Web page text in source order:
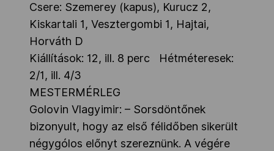
Csere: Szemerey (kapus), Kurucz 2,
Kiskartali 1, Vesztergombi 1, Hajtai,
Horváth D
Kiállítások: 12, ill. 8 perc Hétméteresek:
2/1, ill. 4/3
MESTERMÉRLEG
Golovin Vlagyimir: – Sorsdöntőnek
bizonyult, hogy az első félidőben sikerült
négygólos előnyt szereznünk. A végére